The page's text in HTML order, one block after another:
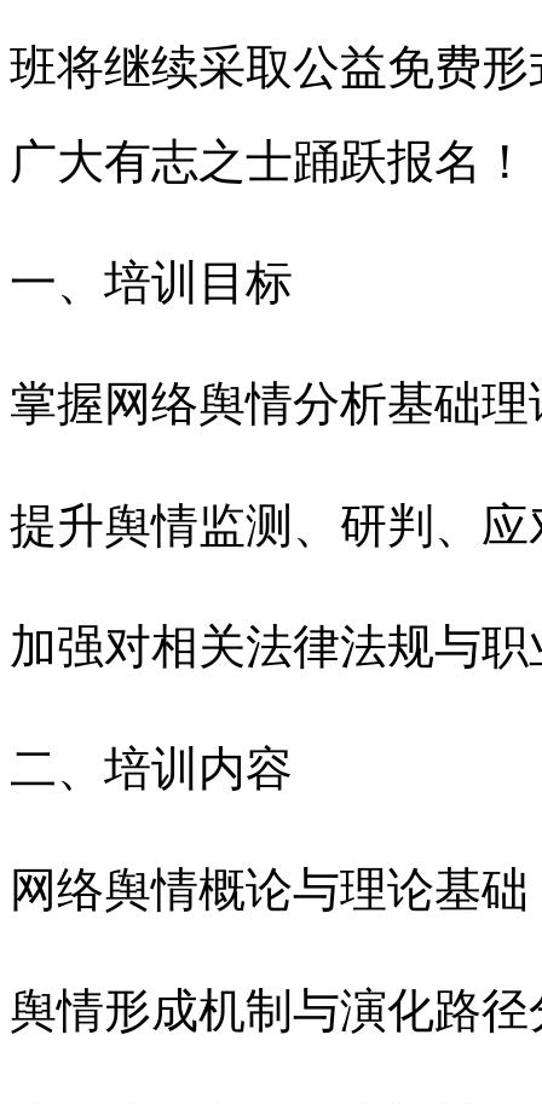
班将继续采取公益免费
广大有志之士踊跃报名！
一、培训目标
掌握网络舆情分析基础
提升舆情监测、研判、
加强对相关法律法规与
二、培训内容
网络舆情概论与理论基础
舆情形成机制与演化路径